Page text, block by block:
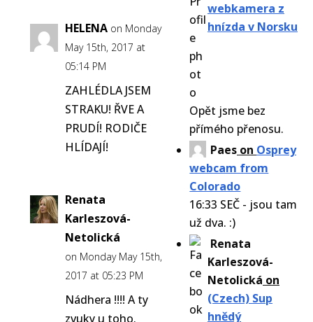
webkamera z
hnízda v Norsku
Opět jsme bez
přímého přenosu.
Paes on Osprey
webcam from
Colorado
16:33 SEČ - jsou tam
už dva. :)
Renata
Karleszová-
Netolická on
(Czech) Sup
hnědý
HELENA on Monday
May 15th, 2017 at
05:14 PM
ZAHLÉDLA JSEM
STRAKU! ŘVE A
PRUDÍ! RODIČE
HLÍDAJÍ!
Renata
Karleszová-
Netolická
on Monday May 15th,
2017 at 05:23 PM
Nádhera !!!! A ty
zvuky u toho.